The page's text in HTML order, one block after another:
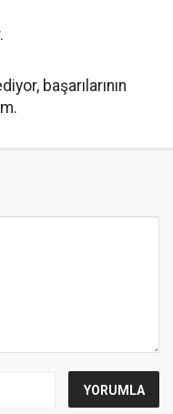
başarılarının